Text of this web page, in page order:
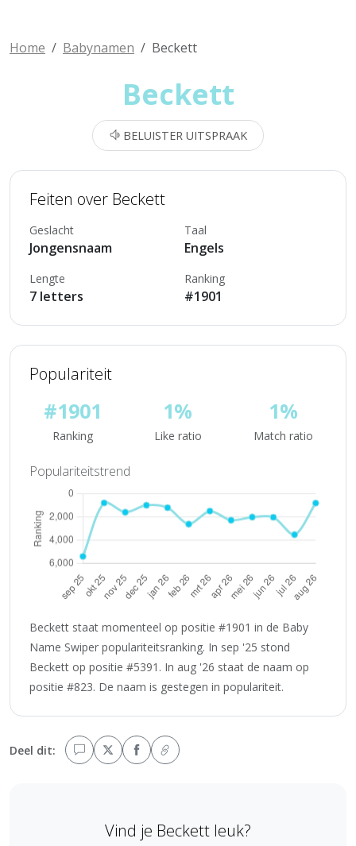
Home Babynamen Beckett
Beckett
BELUISTER UITSPRAAK
Feiten over Beckett
Geslacht
Jongensnaam
Taal
Engels
Lengte
7 letters
Ranking
#1901
Populariteit
#1901
Ranking
1%
Like ratio
1%
Match ratio
Populariteitstrend
Beckett staat momenteel op positie #1901 in de Baby
Name Swiper populariteitsranking. In sep '25 stond
Beckett op positie #5391. In aug '26 staat de naam op
positie #823. De naam is gestegen in populariteit.
Deel dit:
Vind je Beckett leuk?